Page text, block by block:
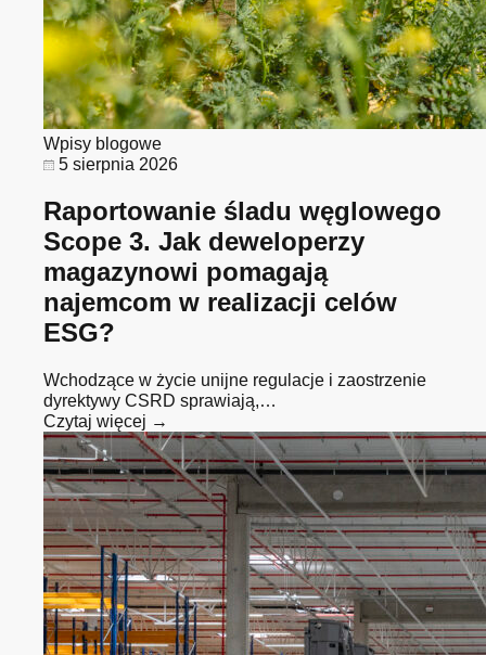
Wpisy blogowe
5 sierpnia 2026
Raportowanie śladu węglowego
Scope 3. Jak deweloperzy
magazynowi pomagają
najemcom w realizacji celów
ESG?
Wchodzące w życie unijne regulacje i zaostrzenie
dyrektywy CSRD sprawiają,…
Czytaj więcej →